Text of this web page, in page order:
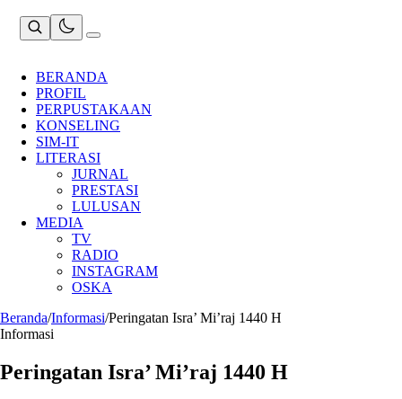
BERANDA
PROFIL
PERPUSTAKAAN
KONSELING
SIM-IT
LITERASI
JURNAL
PRESTASI
LULUSAN
MEDIA
TV
RADIO
INSTAGRAM
OSKA
Beranda/Informasi/Peringatan Isra’ Mi’raj 1440 H
Informasi
Peringatan Isra’ Mi’raj 1440 H